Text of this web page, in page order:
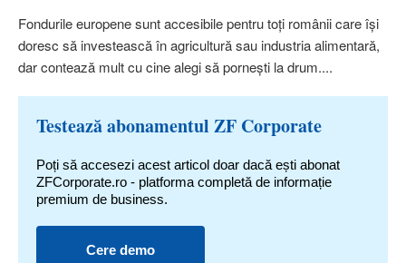
Fondurile europene sunt accesibile pentru toţi românii care îşi
doresc să investească în agricultură sau industria alimentară,
dar contează mult cu cine alegi să porneşti la drum....
Testează abonamentul ZF Corporate
Poți să accesezi acest articol doar dacă ești abonat
ZFCorporate.ro - platforma completă de informație
premium de business.
Cere demo